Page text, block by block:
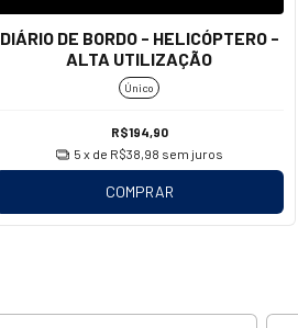
DIÁRIO DE BORDO - HELICÓPTERO -
ALTA UTILIZAÇÃO
Único
R$194,90
5 x de R$38,98 sem juros
COMPRAR